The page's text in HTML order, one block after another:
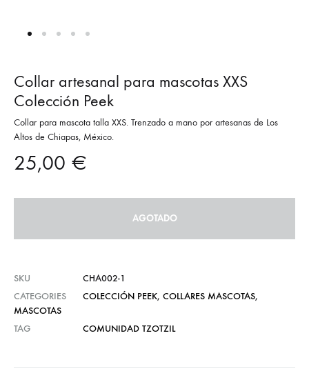
Collar artesanal para mascotas XXS
Colección Peek
Collar para mascota talla XXS. Trenzado a mano por artesanas de Los
Altos de Chiapas, México.
25,00 €
AGOTADO
SKU
CHA002-1
CATEGORIES
COLECCIÓN PEEK, COLLARES MASCOTAS,
MASCOTAS
TAG
COMUNIDAD TZOTZIL